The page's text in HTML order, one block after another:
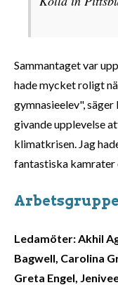
Sammantaget var
hade mycket roligt
gymnasieelev",
givande upplevelse
klimatkrisen. Jag
fantastiska kamrater
Ledamöter: Akhil
Bagwell, Carolina
Greta Engel,